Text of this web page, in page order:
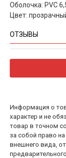
Оболочка: PVC
Цвет:
ОТЗЫВЫ
Информация о
характер и не
товар в точном
за собой право
внешнего вида,